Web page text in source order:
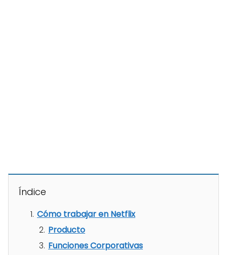
Índice
Cómo trabajar en Netflix
Producto
Funciones Corporativas